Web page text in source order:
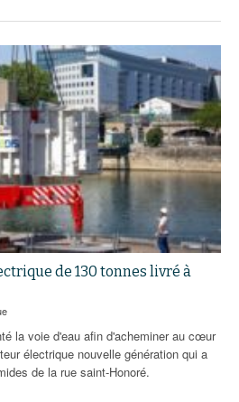
de 130 tonnes livré à
la voie d'eau afin d'acheminer au cœur
électrique nouvelle génération qui a
de la rue saint-Honoré.